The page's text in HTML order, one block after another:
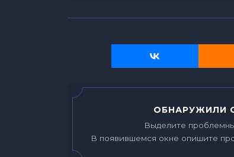
ОБНАРУЖИЛИ
Выделите
В появившемся окне опишите